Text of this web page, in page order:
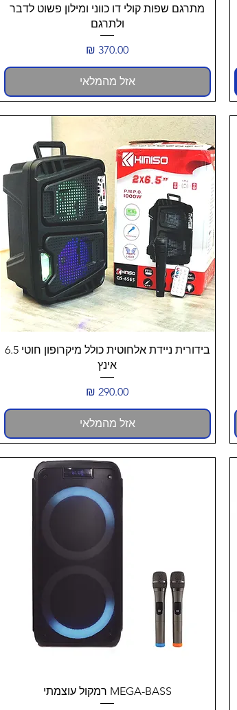
תצוגה מהירה
מתרגם שפות קולי דו כווני ומילון פשוט לדבר
ולתרגם
מחיר
אזל מהמלאי
תצוגה מהירה
בידורית ניידת אלחוטית כולל מיקרופון חוטי 6.5
אינץ
מחיר
אזל מהמלאי
תצוגה מהירהMEGA-BASS רמקול עוצמתי